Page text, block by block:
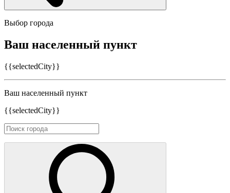
Выбор города
Ваш населенный пункт
{{selectedCity}}
Ваш населенный пункт
{{selectedCity}}